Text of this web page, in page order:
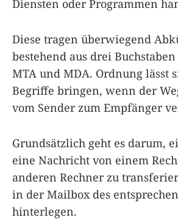
Diensten oder Programmen
Diese tragen überwiegend
bestehend aus drei
MTA und MDA. Ordnung lässt
Begriffe bringen, wenn der
vom Sender zum Empfänger
Grundsätzlich geht es darum,
eine Nachricht von einem
anderen Rechner zu
in der Mailbox des
hinterlegen.